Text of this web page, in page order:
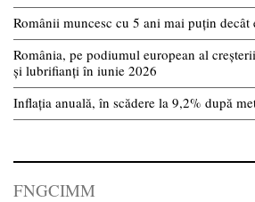
Românii muncesc cu 5 ani mai puțin decât
România, pe podiumul european al
și lubrifianți în iunie 2026
Inflația anuală, în scădere la 9,2% după
FNGCIMM